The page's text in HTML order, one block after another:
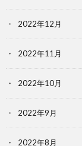
2022年12月
2022年11月
2022年10月
2022年9月
2022年8月